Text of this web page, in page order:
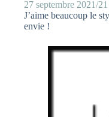
27 septembre 2021/
J’aime beaucoup le
envie !